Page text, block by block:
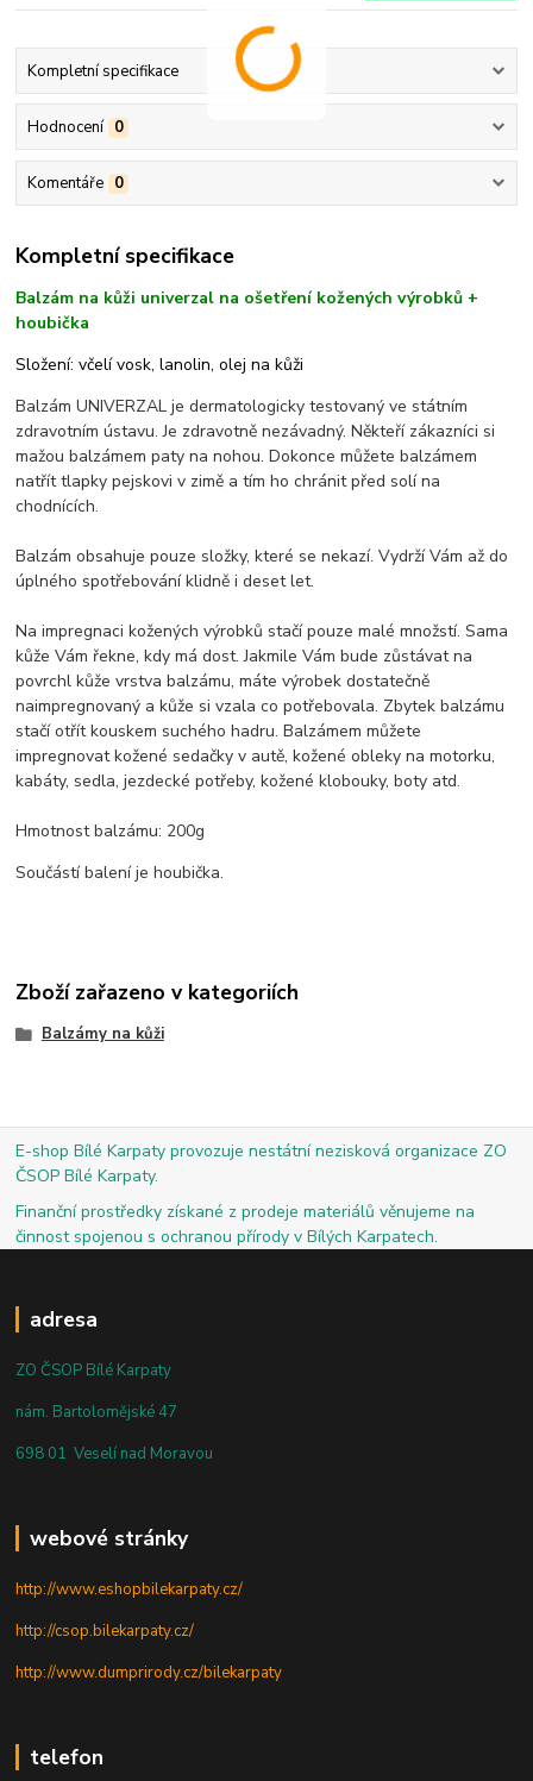
Kompletní specifikace
Hodnocení 0
Komentáře 0
Kompletní specifikace
Balzám na kůži univerzal na ošetření kožených výrobků +
houbička
Složení: včelí vosk, lanolin, olej na kůži
Balzám UNIVERZAL je dermatologicky testovaný ve státním
zdravotním ústavu. Je zdravotně nezávadný. Někteří zákazníci si
mažou balzámem paty na nohou. Dokonce můžete balzámem
natřít tlapky pejskovi v zimě a tím ho chránit před solí na
chodnících.
Balzám obsahuje pouze složky, které se nekazí. Vydrží Vám až do
úplného spotřebování klidně i deset let.
Na impregnaci kožených výrobků stačí pouze malé množstí. Sama
kůže Vám řekne, kdy má dost. Jakmile Vám bude zůstávat na
povrchl kůže vrstva balzámu, máte výrobek dostatečně
naimpregnovaný a kůže si vzala co potřebovala. Zbytek balzámu
stačí otřít kouskem suchého hadru. Balzámem můžete
impregnovat kožené sedačky v autě, kožené obleky na motorku,
kabáty, sedla, jezdecké potřeby, kožené klobouky, boty atd.
Hmotnost balzámu: 200g
Součástí balení je houbička.
Zboží zařazeno v kategoriích
Balzámy na kůži
E-shop Bílé Karpaty provozuje nestátní nezisková organizace ZO
ČSOP Bílé Karpaty.
Finanční prostředky získané z prodeje materiálů věnujeme na
činnost spojenou s ochranou přírody v Bílých Karpatech.
adresa
ZO ČSOP Bílé Karpaty
nám. Bartolomějské 47
698 01 Veselí nad Moravou
webové stránky
http://www.eshopbilekarpaty.cz/
http://csop.bilekarpaty.cz/
http://www.dumprirody.cz/bilekarpaty
telefon